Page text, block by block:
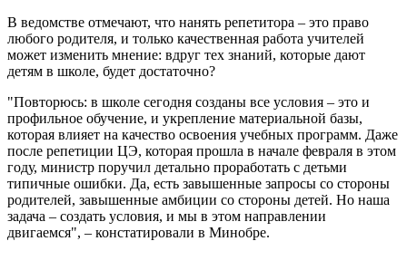
В ведомстве отмечают, что нанять репетитора – это право
любого родителя, и только качественная работа учителей
может изменить мнение: вдруг тех знаний, которые дают
детям в школе, будет достаточно?
"Повторюсь: в школе сегодня созданы все условия – это и
профильное обучение, и укрепление материальной базы,
которая влияет на качество освоения учебных программ. Даже
после репетиции ЦЭ, которая прошла в начале февраля в этом
году, министр поручил детально проработать с детьми
типичные ошибки. Да, есть завышенные запросы со стороны
родителей, завышенные амбиции со стороны детей. Но наша
задача – создать условия, и мы в этом направлении
двигаемся", – констатировали в Минобре.